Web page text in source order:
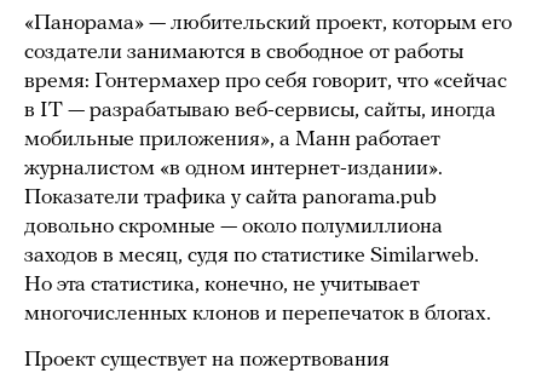
«Панорама» — любительский проект, которым его
создатели занимаются в свободное от работы
время: Гонтермахер про себя говорит, что «сейчас
в IT — разрабатываю веб-сервисы, сайты, иногда
мобильные приложения», а Манн работает
журналистом «в одном интернет-издании».
Показатели трафика у сайта panorama.pub
довольно скромные — около полумиллиона
заходов в месяц, судя по статистике Similarweb.
Но эта статистика, конечно, не учитывает
многочисленных клонов и перепечаток в блогах.
Проект существует на пожертвования